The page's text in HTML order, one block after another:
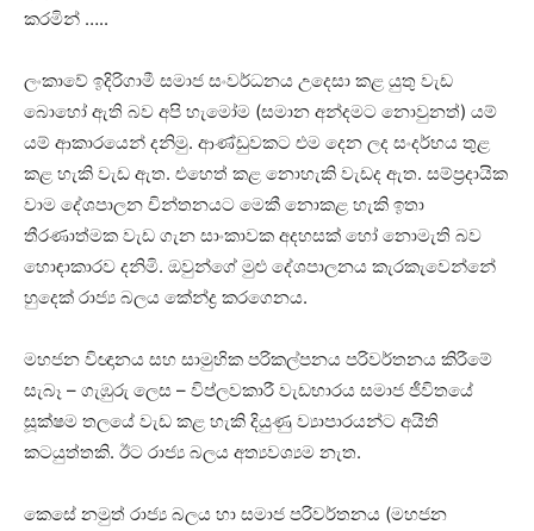
කරමින් …..
ලංකාවේ ඉදිරිගාමී සමාජ සංවර්ධනය උදෙසා කළ යුතු වැඩ
බොහෝ ඇති බව අපි හැමෝම (සමාන අන්දමට නොවුනත්) යම්
යම් ආකාරයෙන් දනිමු. ආණ්ඩුවකට එම දෙන ලද සංදර්භය තුළ
කළ හැකි වැඩ ඇත. එහෙත් කළ නොහැකි වැඩද ඇත. සම්ප්‍රදායික
වාම දේශපාලන චින්තනයට මෙකී නොකළ හැකි ඉතා
තීරණාත්මක වැඩ ගැන සාංකාවක අදහසක් හෝ නොමැති බව
හොඳාකාරව දනිමි. ඔවුන්ගේ මුළු දේශපාලනය කැරකැවෙන්නේ
හුදෙක් රාජ්‍ය බලය කේන්ද්‍ර කරගෙනය.
මහජන විඥානය සහ සාමුහික පරිකල්පනය පරිවර්තනය කිරීමේ
සැබෑ – ගැඹුරු ලෙස – විප්ලවකාරී වැඩභාරය සමාජ ජීවිතයේ
සූක්ෂම තලයේ වැඩ කළ හැකි දියුණු ව්‍යාපාරයන්ට අයිති
කටයුත්තකි. ඊට රාජ්‍ය බලය අත්‍යවශ්‍යම නැත.
කෙසේ නමුත් රාජ්‍ය බලය හා සමාජ පරිවර්තනය (මහජන